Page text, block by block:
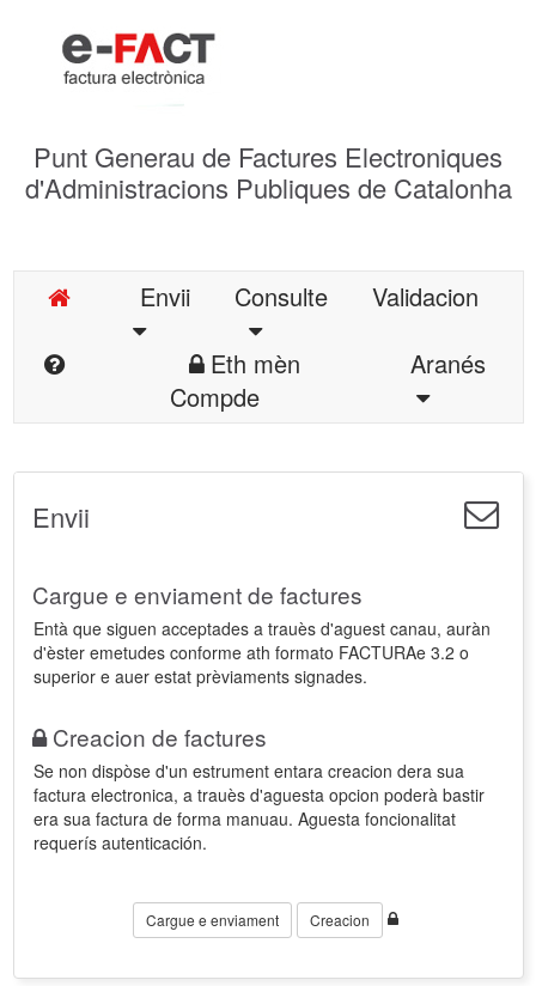
Punt Generau de Factures Electroniques
d'Administracions Publiques de Catalonha
Envii Consulte
Validacion
Eth mèn
Compde
Aranés
Envii
Cargue e enviament de factures
Entà que siguen acceptades a trauès d'aguest canau, auràn
d'èster emetudes conforme ath formato FACTURAe 3.2 o
superior e auer estat prèviaments signades.
Creacion de factures
Se non dispòse d'un estrument entara creacion dera sua
factura electronica, a trauès d'aguesta opcion poderà bastir
era sua factura de forma manuau. Aguesta foncionalitat
requerís autenticación.
Cargue e enviament Creacion